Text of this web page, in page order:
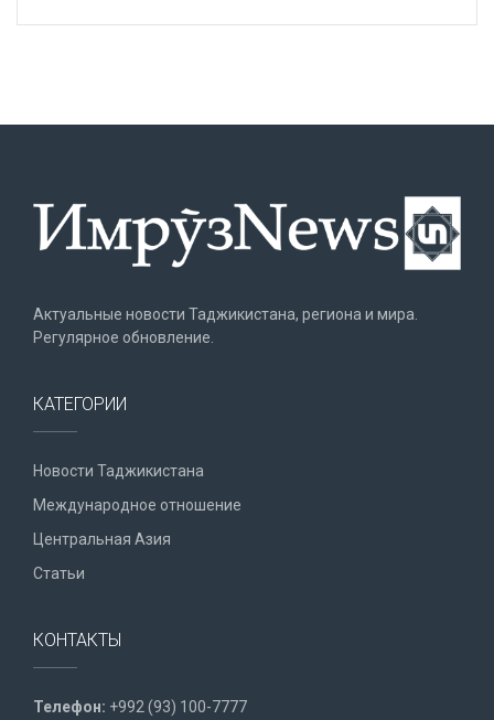
Актуальные новости Таджикистана, региона и мира.
Регулярное обновление.
КАТЕГОРИИ
Новости Таджикистана
Международное отношение
Центральная Азия
Статьи
КОНТАКТЫ
Телефон: +992 (93) 100-7777